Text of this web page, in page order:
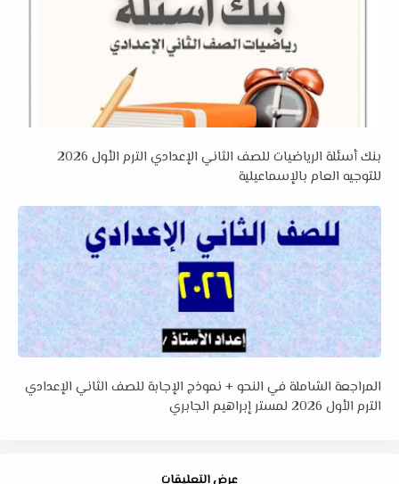
بنك أسئلة الرياضيات للصف الثاني الإعدادي الترم الأول 2026
للتوجيه العام بالإسماعيلية
المراجعة الشاملة في النحو + نموذج الإجابة للصف الثاني الإعدادي
الترم الأول 2026 لمستر إبراهيم الجابري